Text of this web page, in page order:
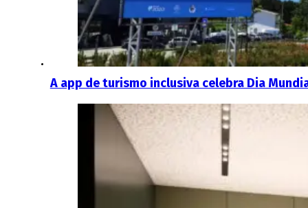
A app de turismo inclusiva celebra Dia